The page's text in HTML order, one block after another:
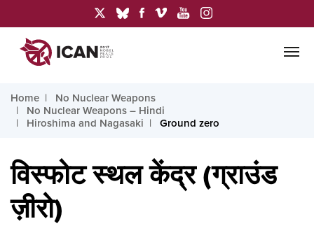
Home
No Nuclear Weapons
No Nuclear Weapons – Hindi
Hiroshima and Nagasaki
Ground zero
विस्फोट स्थल केंद्र (ग्राउंड
ज़ीरो)